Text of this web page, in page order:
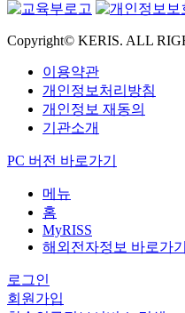
Copyright© KERIS. ALL
이용약관
개인정보처리방침
개인정보 재동의
기관소개
PC 버전 바로가기
메뉴
홈
MyRISS
해외전자정보 바로가기
로그인
회원가입